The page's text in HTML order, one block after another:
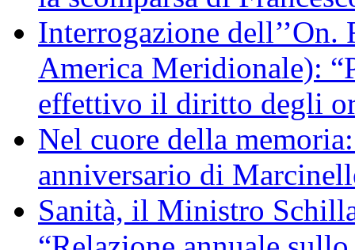
Interrogazione
America Meridionale):
effettivo il diritto degli
Nel cuore della
anniversario di
Sanità, il Ministro